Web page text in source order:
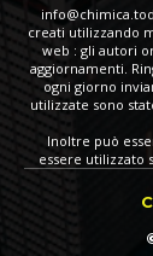
creati utilizzando
web : gli autori
aggiornamenti.
ogni giorno
utilizzate sono
Inoltre può
essere utilizzato